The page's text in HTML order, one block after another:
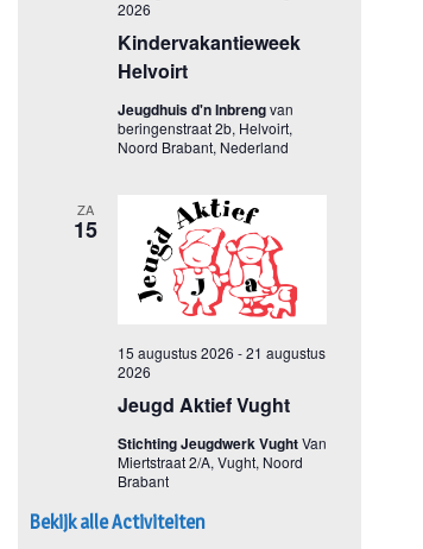
Bekijk alle Activiteiten